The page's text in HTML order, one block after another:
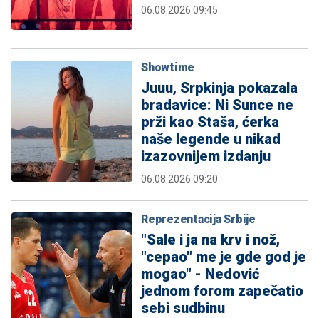
06.08.2026 09:45
Showtime
Juuu, Srpkinja pokazala
bradavice: Ni Sunce ne
prži kao Staša, ćerka
naše legende u nikad
izazovnijem izdanju
06.08.2026 09:20
Reprezentacija Srbije
"Sale i ja na krv i nož,
"cepao" me je gde god je
mogao" - Nedović
jednom forom zapečatio
sebi sudbinu